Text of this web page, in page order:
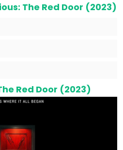
The Red Door (2023)
Red Door (2023)